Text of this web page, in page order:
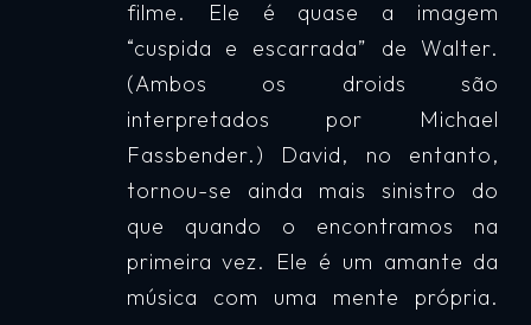
filme. Ele é quase a imagem
“cuspida e escarrada” de Walter.
(Ambos os droids são
interpretados por Michael
Fassbender.) David, no entanto,
tornou-se ainda mais sinistro do
que quando o encontramos na
primeira vez. Ele é um amante da
música com uma mente própria.